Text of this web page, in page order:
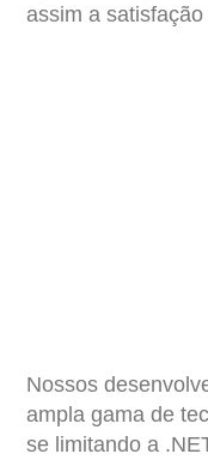
assim a
Nossos
ampla gama de
se limitando a